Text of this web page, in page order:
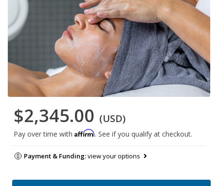
$2,345.00 (USD)
Pay over time with Affirm. See if you qualify at checkout.
Payment & Funding:view your options